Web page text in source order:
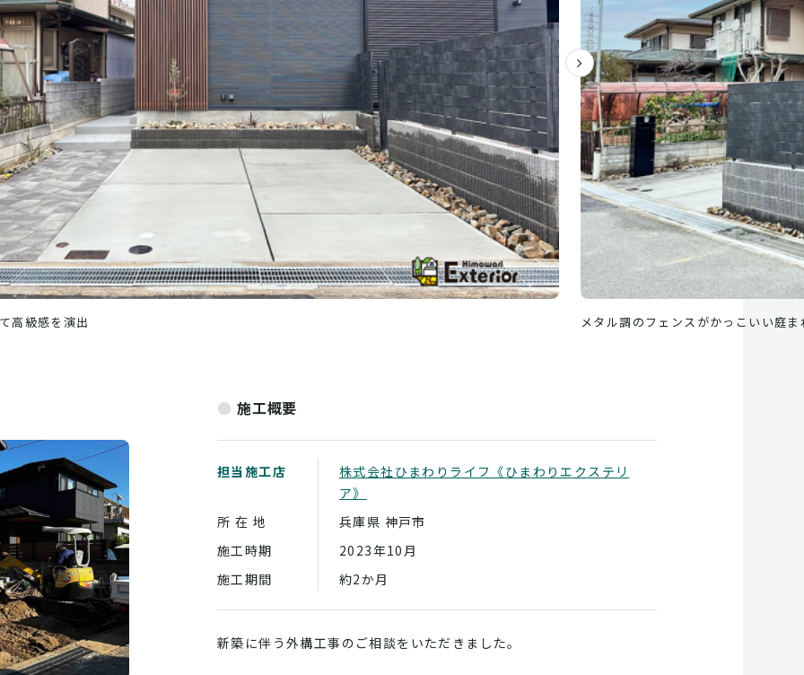
メタル調のフェンスがかっこいい庭まわり
施工概要
担当施工店
株式会社ひまわりライフ《ひまわりエクステリ
ア》
所 在 地
兵庫県 神戸市
施工時期
2023年10月
施工期間
約2か月
新築に伴う外構工事のご相談をいただきました。